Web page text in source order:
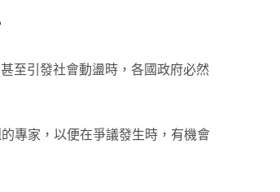
至引發社會動盪時，各國政府必然
專家，以便在爭議發生時，有機會